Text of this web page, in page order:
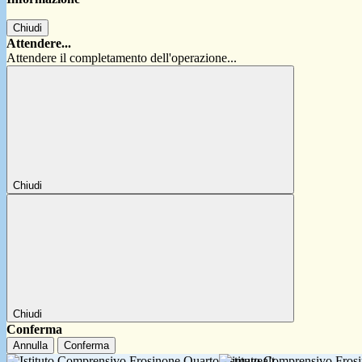
Chiudi
Attendere...
Attendere il completamento dell'operazione...
Chiudi
Chiudi
Conferma
Annulla Conferma